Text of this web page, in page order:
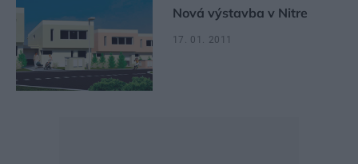
Nová výstavba v Nitre
17. 01. 2011